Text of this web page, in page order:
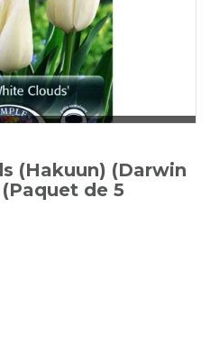
horticole
la clientèle
joindre
(Hakuun) (Darwin
de 5